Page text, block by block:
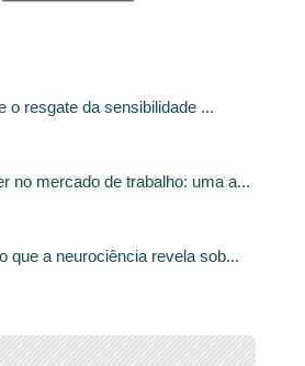
o resgate da sensibilidade ...
no mercado de trabalho: uma a...
que a neurociência revela sob...